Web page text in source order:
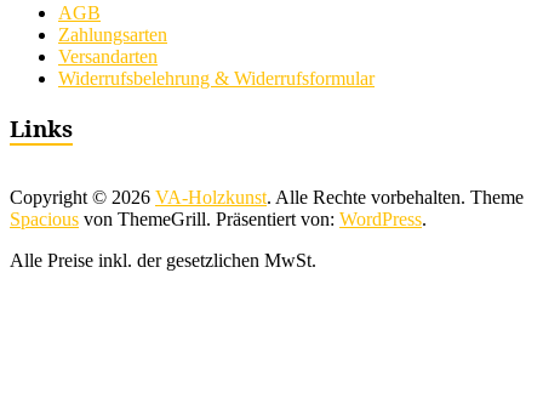
AGB
Zahlungsarten
Versandarten
Widerrufsbelehrung & Widerrufsformular
Links
Copyright © 2026 VA-Holzkunst. Alle Rechte vorbehalten. Theme
Spacious von ThemeGrill. Präsentiert von: WordPress.
Alle Preise inkl. der gesetzlichen MwSt.